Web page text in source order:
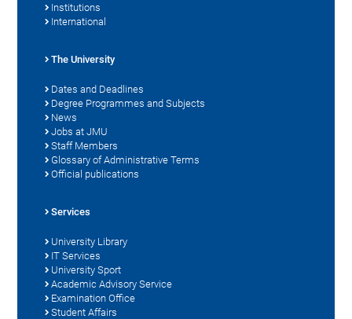
Institutions
International
The University
Dates and Deadlines
Degree Programmes and Subjects
News
Jobs at JMU
Staff Members
Glossary of Administrative Terms
Official publications
Services
University Library
IT Services
University Sport
Academic Advisory Service
Examination Office
Student Affairs